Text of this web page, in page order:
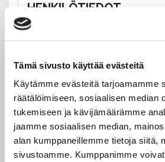
Tämä sivusto käyttää evästeitä
Käytämme evästeitä tarjoamamme
räätälöimiseen, sosiaalisen median
tukemiseen ja kävijämäärämme
jaamme sosiaalisen median,
alan kumppaneillemme tietoja siitä,
sivustoamme. Kumppanimme
HENKILÖTIEDOT
Etu- ja sukunimi:
Puhelin:
Sähköpostiosoite: